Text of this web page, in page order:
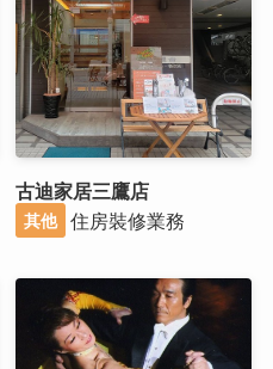
古迪家居三鷹店
其他 住房裝修業務